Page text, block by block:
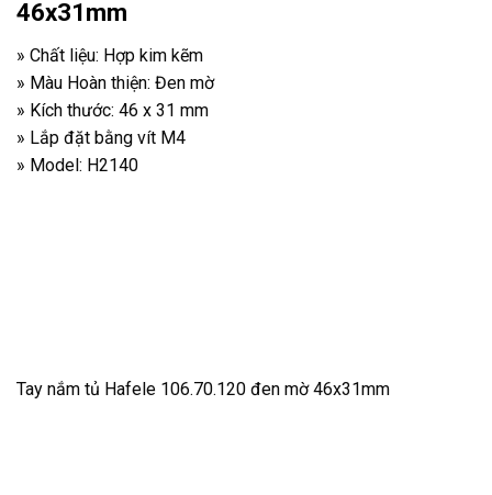
46x31mm
» Chất liệu: Hợp kim kẽm
» Màu Hoàn thiện: Đen mờ
» Kích thước: 46 x 31 mm
» Lắp đặt bằng vít M4
» Model: H2140
Tay nắm tủ Hafele 106.70.120 đen mờ 46x31mm